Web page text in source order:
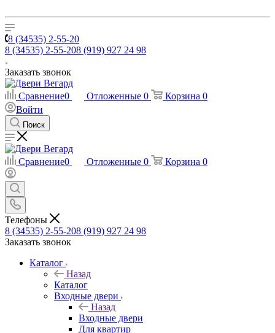
8 (34535) 2-55-20
8 (34535) 2-55-208 (919) 927 24 98
Заказать звонок
Сравнение0 Отложенные 0 Корзина 0
Войти
Поиск
Сравнение0 Отложенные 0 Корзина 0
Телефоны
8 (34535) 2-55-208 (919) 927 24 98
Заказать звонок
Каталог
Назад
Каталог
Входные двери
Назад
Входные двери
Для квартир